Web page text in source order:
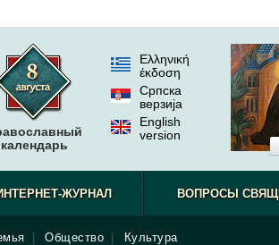
календарь
Ελληνική
έκδοση
Српска
верзиjа
English
version
ЖУРНАЛ ВОПРОСЫ
Общество Культура